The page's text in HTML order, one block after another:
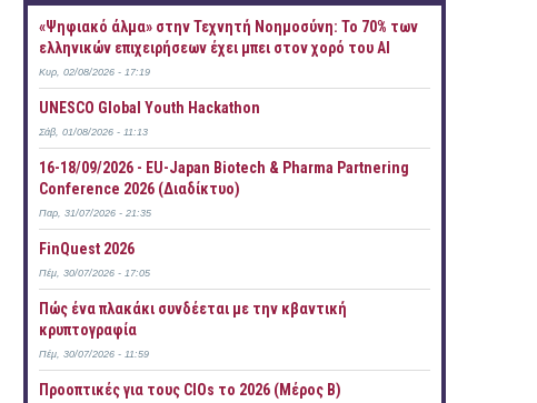
«Ψηφιακό άλμα» στην Τεχνητή Νοημοσύνη: Το 70% των
ελληνικών επιχειρήσεων έχει μπει στον χορό του AI
Κυρ, 02/08/2026 - 17:19
UNESCO Global Youth Hackathon
Σάβ, 01/08/2026 - 11:13
16-18/09/2026 - EU-Japan Biotech & Pharma Partnering
Conference 2026 (Διαδίκτυο)
Παρ, 31/07/2026 - 21:35
FinQuest 2026
Πέμ, 30/07/2026 - 17:05
Πώς ένα πλακάκι συνδέεται με την κβαντική
κρυπτογραφία
Πέμ, 30/07/2026 - 11:59
Προοπτικές για τους CIOs το 2026 (Μέρος Β)